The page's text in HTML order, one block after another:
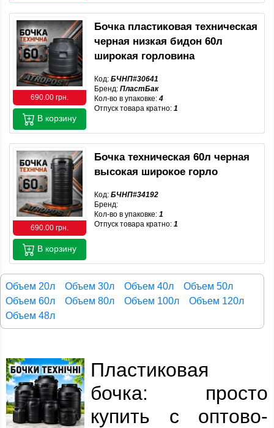
690.00 грн.
Бочка пластиковая техническая
черная низкая бидон 60л
широкая горловина
Код: БЧНП#30641
Бренд: ПластБак
Кол-во в упаковке: 4
Отпуск товара кратно: 1
В корзину
690.00 грн.
Бочка техническая 60л черная
высокая широкое горло
Код: БЧНП#34192
Бренд:
Кол-во в упаковке: 1
Отпуск товара кратно: 1
В корзину
Объем 20л Объем 30л Объем 40л
Объем 50л
Объем 60л
Объем 80л Объем 100л
Объем 120л
Объем 48л
Пластиковая
бочка: просто
купить с оптово-